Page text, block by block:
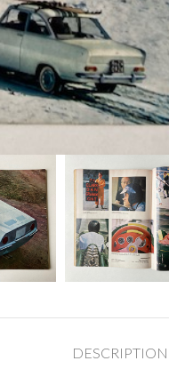
DESCRIPTION